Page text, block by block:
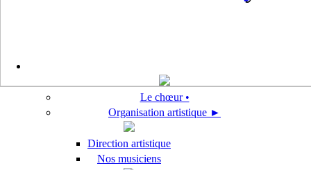
Le chœur •
Organisation artistique ►
Direction artistique
Nos musiciens